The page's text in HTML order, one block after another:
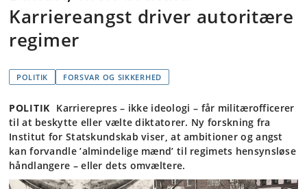
Karriereangst driver autoritære
regimer
POLITIK FORSVAR OG SIKKERHED
POLITIK Karrierepres – ikke ideologi – får militærofficerer
til at beskytte eller vælte diktatorer. Ny forskning fra
Institut for Statskundskab viser, at ambitioner og angst
kan forvandle ’almindelige mænd’ til regimets hensynsløse
håndlangere – eller dets omvæltere.